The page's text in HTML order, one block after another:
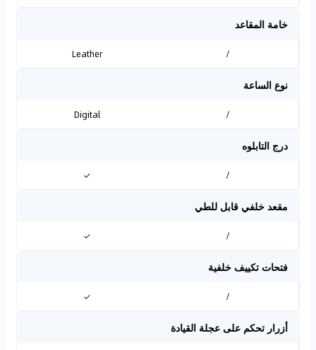
خامة المقاعد
/
Leather
نوع الساعة
/
Digital
درج التابلوه
/
✓
مقعد خلفي قابل للطي
/
✓
فتحات تكييف خلفية
/
✓
أزرار تحكم على عجلة القيادة